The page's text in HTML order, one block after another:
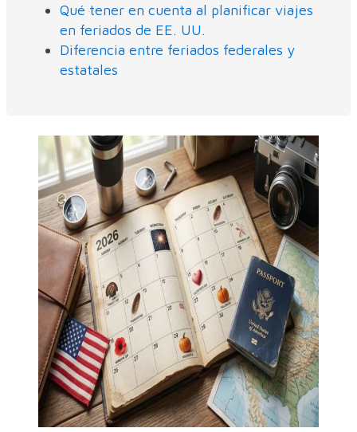
Qué tener en cuenta al planificar viajes
en feriados de EE. UU.
Diferencia entre feriados federales y
estatales